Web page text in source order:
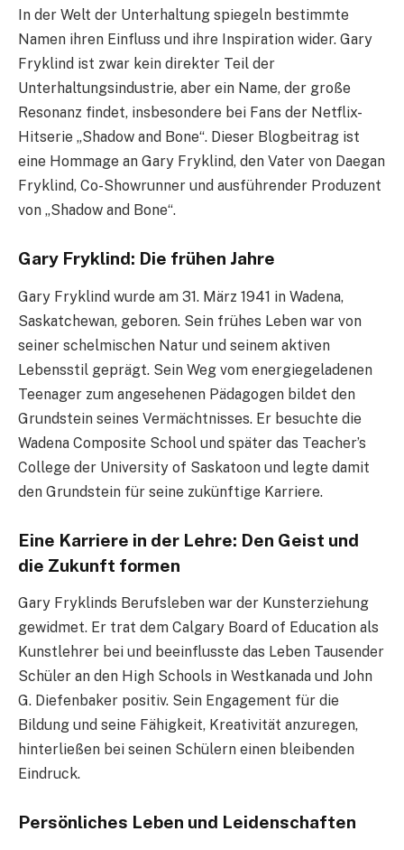
In der Welt der Unterhaltung spiegeln bestimmte
Namen ihren Einfluss und ihre Inspiration wider. Gary
Fryklind ist zwar kein direkter Teil der
Unterhaltungsindustrie, aber ein Name, der große
Resonanz findet, insbesondere bei Fans der Netflix-
Hitserie „Shadow and Bone“. Dieser Blogbeitrag ist
eine Hommage an Gary Fryklind, den Vater von Daegan
Fryklind, Co-Showrunner und ausführender Produzent
von „Shadow and Bone“.
Gary Fryklind: Die frühen Jahre
Gary Fryklind wurde am 31. März 1941 in Wadena,
Saskatchewan, geboren. Sein frühes Leben war von
seiner schelmischen Natur und seinem aktiven
Lebensstil geprägt. Sein Weg vom energiegeladenen
Teenager zum angesehenen Pädagogen bildet den
Grundstein seines Vermächtnisses. Er besuchte die
Wadena Composite School und später das Teacher’s
College der University of Saskatoon und legte damit
den Grundstein für seine zukünftige Karriere.
Eine Karriere in der Lehre: Den Geist und
die Zukunft formen
Gary Fryklinds Berufsleben war der Kunsterziehung
gewidmet. Er trat dem Calgary Board of Education als
Kunstlehrer bei und beeinflusste das Leben Tausender
Schüler an den High Schools in Westkanada und John
G. Diefenbaker positiv. Sein Engagement für die
Bildung und seine Fähigkeit, Kreativität anzuregen,
hinterließen bei seinen Schülern einen bleibenden
Eindruck.
Persönliches Leben und Leidenschaften